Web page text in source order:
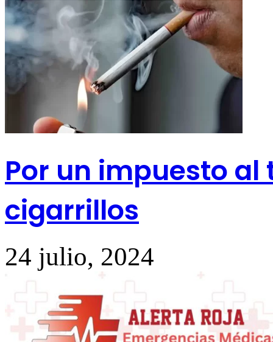
Por un impuesto al
cigarrillos
24 julio, 2024